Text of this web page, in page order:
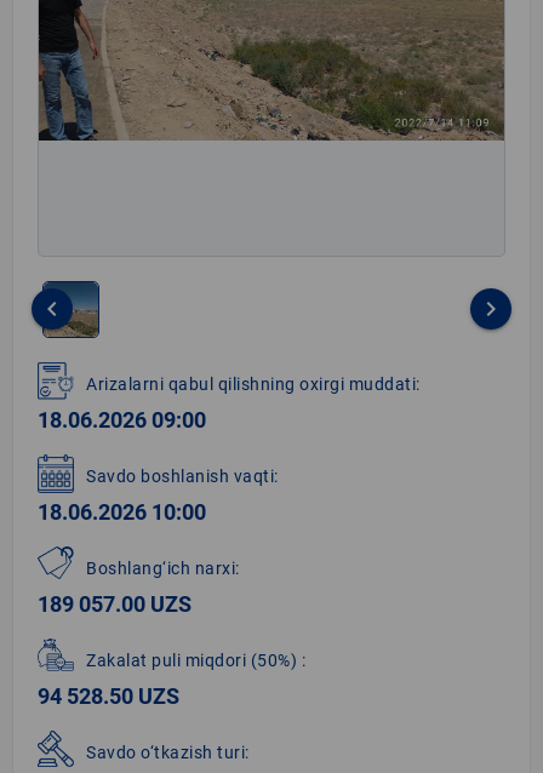
1
of
1
keyboard_arrow_left keyboard_arrow_right
Arizalarni qabul qilishning oxirgi muddati:
18.06.2026 09:00
Savdo boshlanish vaqti:
18.06.2026 10:00
Boshlang‘ich narxi:
189 057.00 UZS
Zakalat puli miqdori (50%) :
94 528.50 UZS
Savdo o‘tkazish turi: